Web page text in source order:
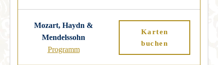
Mozart, Haydn &
Mendelssohn
Programm
Karten
buchen